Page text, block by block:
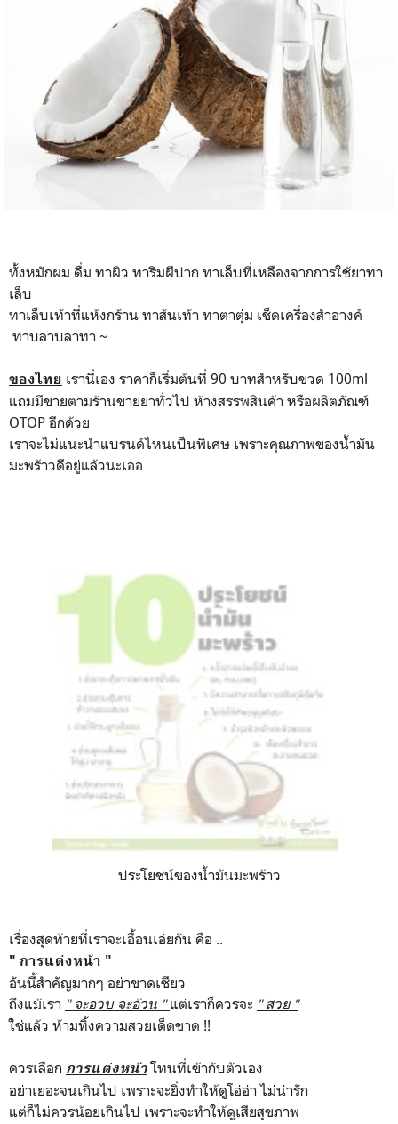
ทั้งหมักผม ดื่ม ทาผิว ทาริมผีปาก ทาเล็บที่เหลืองจากการใช้ยาทา
เล็บ
ทาเล็บเท้าที่แห้งกร้าน ทาส้นเท้า ทาตาตุ่ม เช็ดเครื่องสำอางค์
ทาบลาบลาทา ~
ของไทย เรานี่เอง ราคาก็เริ่มต้นที่ 90 บาทสำหรับขวด 100ml
แถมมีขายตามร้านขายยาทั่วไป ห้างสรรพสินค้า หรือผลิตภัณฑ์
OTOP อีกด้วย
เราจะไม่แนะนำแบรนด์ไหนเป็นพิเศษ เพราะคุณภาพของน้ำมัน
มะพร้าวดีอยู่แล้วนะเออ
ประโยชน์ของน้ำมันมะพร้าว
เรื่องสุดท้ายที่เราจะเอื้อนเอ่ยกัน คือ ..
" การแต่งหน้า "
อันนี้สำคัญมากๆ อย่าขาดเชียว
ถึงแม้เรา " จะอวบ จะอ้วน "แต่เราก็ควรจะ " สวย "
ใช่แล้ว ห้ามทิ้งความสวยเด็ดขาด !!
ควรเลือก การแต่งหน้าโทนที่เข้ากับตัวเอง
อย่าเยอะจนเกินไป เพราะจะยิ่งทำให้ดูโอ่อ่า ไม่น่ารัก
แต่ก็ไม่ควรน้อยเกินไป เพราะจะทำให้ดูเสียสุขภาพ